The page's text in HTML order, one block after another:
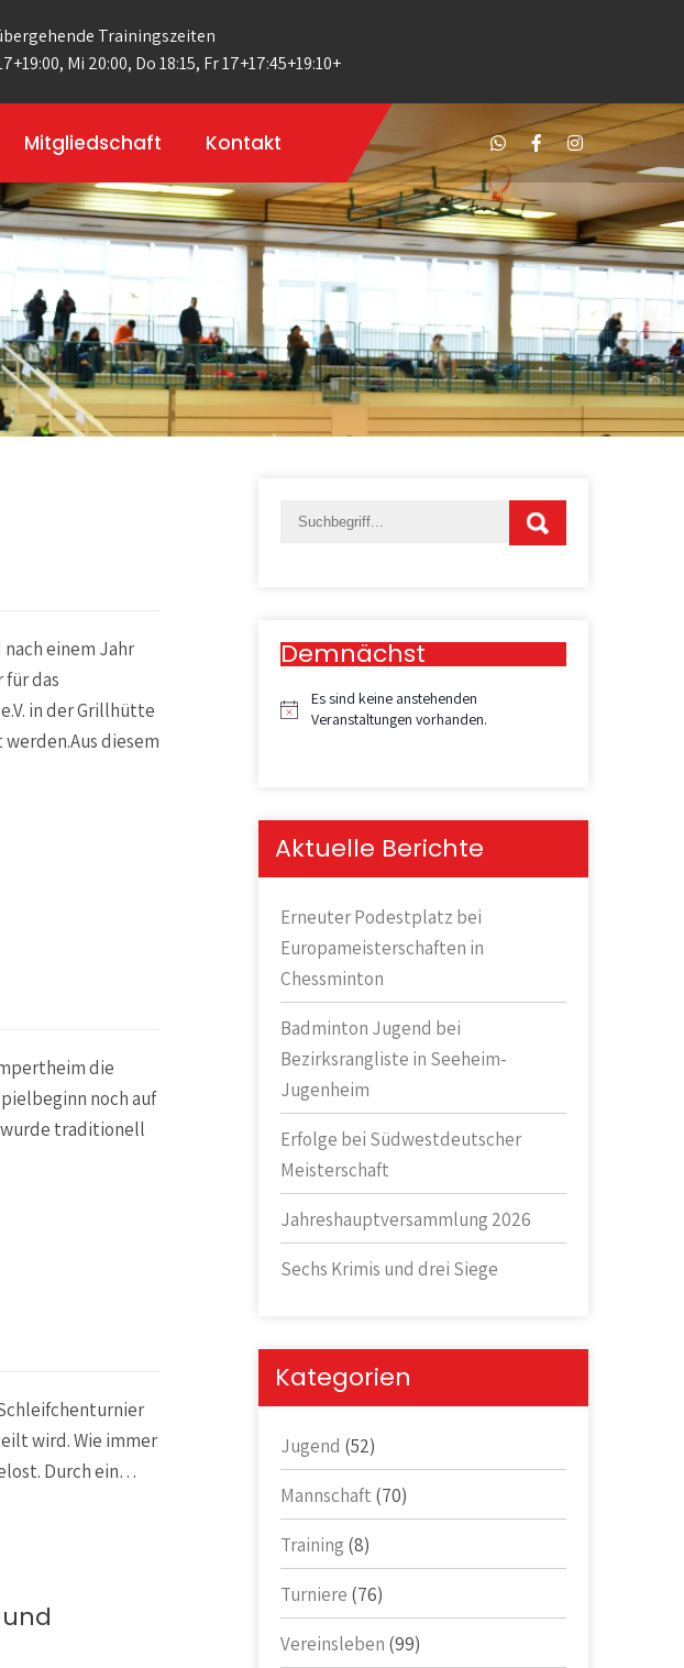
Trainingszeiten
Mi 20:00, Do 18:15, Fr 17+17:45+19:10+
Mitgliedschaft Kontakt
nach einem Jahr
das
in der Grillhütte
diesem
die
noch auf
wurde traditionell
wird. Wie immer
Durch ein…
Demnächst
H
i
s
Es sind keine anstehenden
Veranstaltungen vorhanden.
Aktuelle Berichte
Erneuter Podestplatz bei
Europameisterschaften in
Chessminton
Badminton Jugend bei
Bezirksrangliste in Seeheim-
Jugenheim
Erfolge bei Südwestdeutscher
Meisterschaft
Jahreshauptversammlung 2026
Sechs Krimis und drei Siege
Kategorien
Jugend (52)
Mannschaft (70)
Training (8)
Turniere (76)
Vereinsleben (99)